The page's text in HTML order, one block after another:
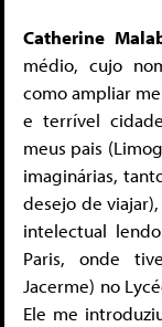
Catherine
médio, cujo
como ampliar
e terrível
meus pais
imaginárias,
desejo de
intelectual
Paris, onde
Jacerme) no
Ele me